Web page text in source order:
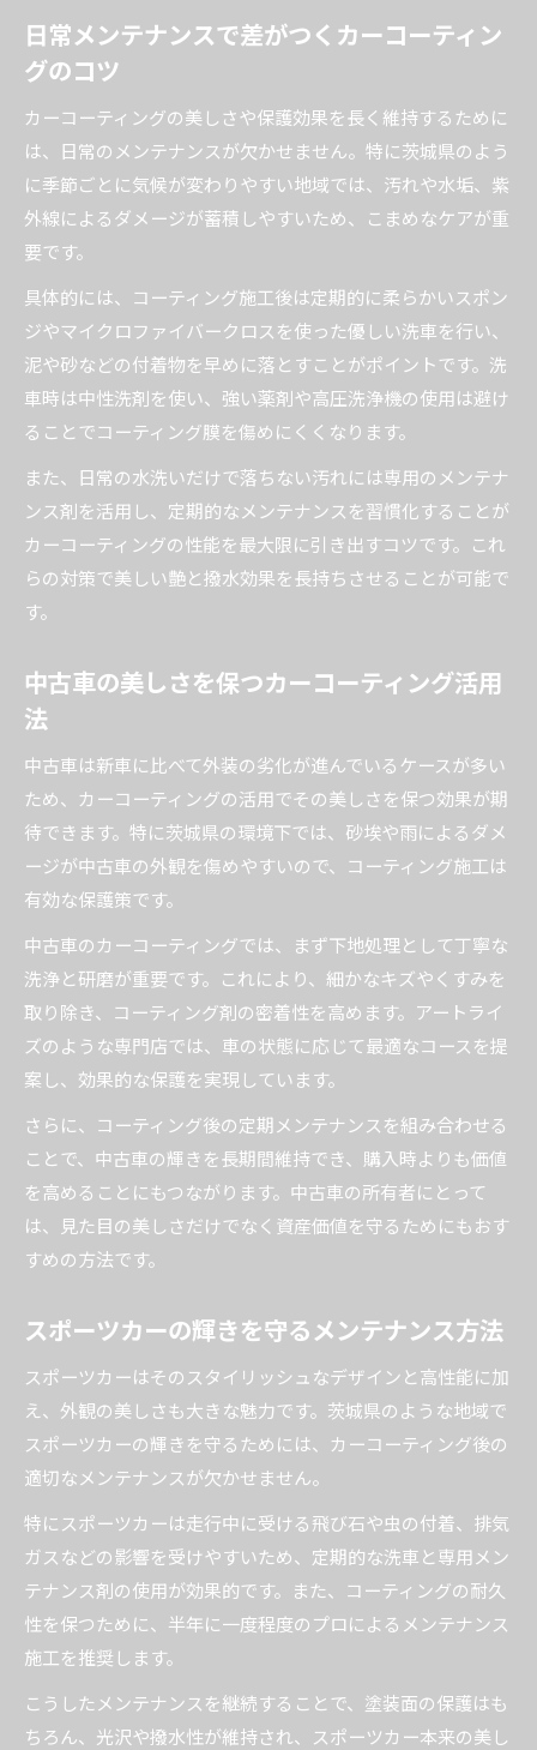
日常メンテナンスで差がつくカーコーティン
グのコツ
カーコーティングの美しさや保護効果を長く維持するために
は、日常のメンテナンスが欠かせません。特に茨城県のよう
に季節ごとに気候が変わりやすい地域では、汚れや水垢、紫
外線によるダメージが蓄積しやすいため、こまめなケアが重
要です。
具体的には、コーティング施工後は定期的に柔らかいスポン
ジやマイクロファイバークロスを使った優しい洗車を行い、
泥や砂などの付着物を早めに落とすことがポイントです。洗
車時は中性洗剤を使い、強い薬剤や高圧洗浄機の使用は避け
ることでコーティング膜を傷めにくくなります。
また、日常の水洗いだけで落ちない汚れには専用のメンテナ
ンス剤を活用し、定期的なメンテナンスを習慣化することが
カーコーティングの性能を最大限に引き出すコツです。これ
らの対策で美しい艶と撥水効果を長持ちさせることが可能で
す。
中古車の美しさを保つカーコーティング活用
法
中古車は新車に比べて外装の劣化が進んでいるケースが多い
ため、カーコーティングの活用でその美しさを保つ効果が期
待できます。特に茨城県の環境下では、砂埃や雨によるダメ
ージが中古車の外観を傷めやすいので、コーティング施工は
有効な保護策です。
中古車のカーコーティングでは、まず下地処理として丁寧な
洗浄と研磨が重要です。これにより、細かなキズやくすみを
取り除き、コーティング剤の密着性を高めます。アートライ
ズのような専門店では、車の状態に応じて最適なコースを提
案し、効果的な保護を実現しています。
さらに、コーティング後の定期メンテナンスを組み合わせる
ことで、中古車の輝きを長期間維持でき、購入時よりも価値
を高めることにもつながります。中古車の所有者にとって
は、見た目の美しさだけでなく資産価値を守るためにもおす
すめの方法です。
スポーツカーの輝きを守るメンテナンス方法
スポーツカーはそのスタイリッシュなデザインと高性能に加
え、外観の美しさも大きな魅力です。茨城県のような地域で
スポーツカーの輝きを守るためには、カーコーティング後の
適切なメンテナンスが欠かせません。
特にスポーツカーは走行中に受ける飛び石や虫の付着、排気
ガスなどの影響を受けやすいため、定期的な洗車と専用メン
テナンス剤の使用が効果的です。また、コーティングの耐久
性を保つために、半年に一度程度のプロによるメンテナンス
施工を推奨します。
こうしたメンテナンスを継続することで、塗装面の保護はも
ちろん、光沢や撥水性が維持され、スポーツカー本来の美し